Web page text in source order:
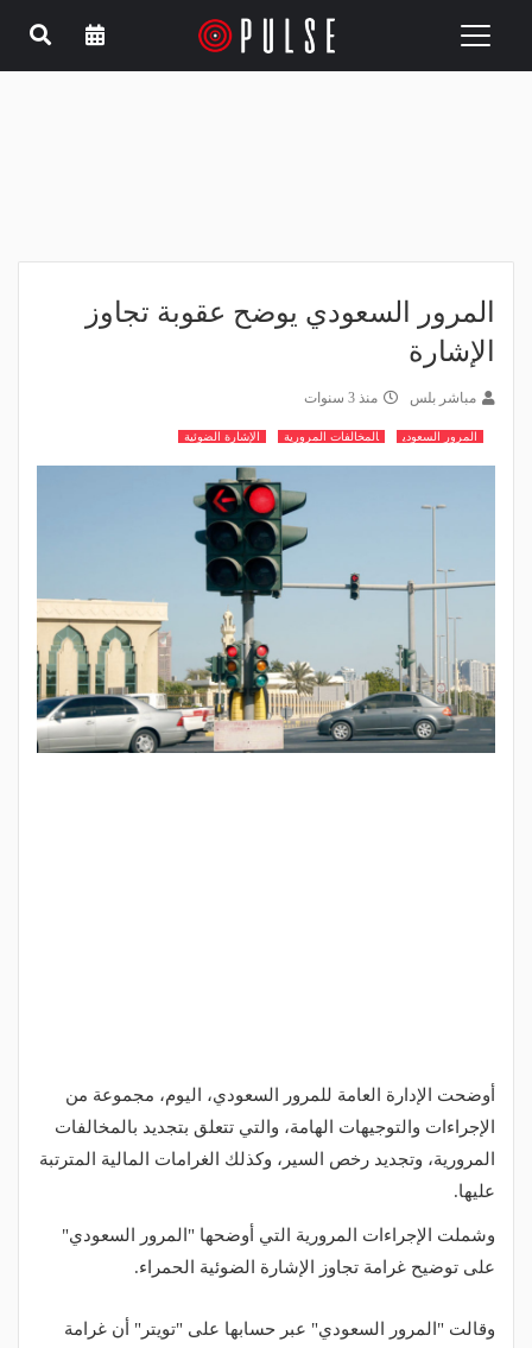
Toggle
المرور السعودي يوضح عقوبة تجاوز
الإشارة
مباشر بلس منذ 3 سنوات
المرور السعودي المخالفات المرورية الإشارة الضوئية
أوضحت الإدارة العامة للمرور السعودي، اليوم، مجموعة من
الإجراءات والتوجيهات الهامة، والتي تتعلق بتجديد بالمخالفات
المرورية، وتجديد رخص السير، وكذلك الغرامات المالية المترتبة
عليها.
وشملت الإجراءات المرورية التي أوضحها "المرور السعودي"
على توضيح غرامة تجاوز الإشارة الضوئية الحمراء.
وقالت "المرور السعودي" عبر حسابها على "تويتر" أن غرامة